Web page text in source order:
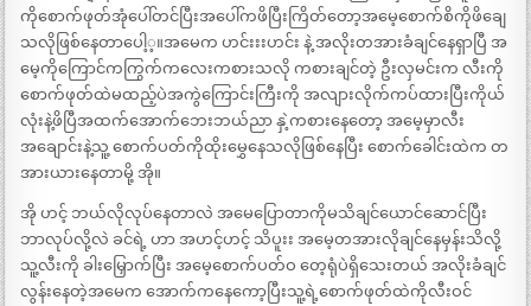
ကိုစောက်ဖုတ်အုံပေါ်တင်ပြီးအပေါ်ကဖိပြီးကြိတ်တော့အမေ့စောက်စိကိုဖိချေ
သလိုဖြစ်နေတာပေါ့့။အမေက ဟင်းးးဟင်း နဲ့ အလိုးတအားခံချင်နေရှာပြီ အ
မေ့ကိုကြောင်ကကြွက်ကလေးကစားသလို ကစားချင်တဲ့ ဦးလှမင်းက လီးကို
စောက်ဖုတ်ထဲမထည့်ပဲအကွဲကြောင်းကြီးကို အလျားလိုက်ကပ်ထားပြီးကိုယ်
လုံးနဲ့ဖိပြီအထက်အောက်ဘေးဘယ်ညာ နှဲ့ကစားနေတော့ အမေ့မှာလီး
အချောင်းနဲ့သူ့ စောက်ပတ်ကိုထိုးမွှေနေသလိုဖြစ်နေပြီး စောက်ခေါင်းထဲက တ
အားယားနေတာမို့ အို။
အို ဟင့် ဘယ်လိုလုပ်နေတာလဲ အမေပြောတာကိုမသိချင်ယောင်ဆောင်ပြီး
ဘာလုပ်လို့လဲ ခင်ရဲ့ ဟာ အဟင့်ဟင့် သိပူးး အမေ့တအားလိုချင်နေမှန်းသိလို့
သူ့လီးကို ခါးမြှောက်ပြီး အမေ့စောက်ပတ်ဝ တေ့ရုံပဲရှိသေးတယ် အလိုးခံချင်
လွန်းနေတဲ့အမေက အောက်ကနေကော့ပြီးသူ့ရဲ့စောက်ဖုတ်ထဲကိုလီးဝင်